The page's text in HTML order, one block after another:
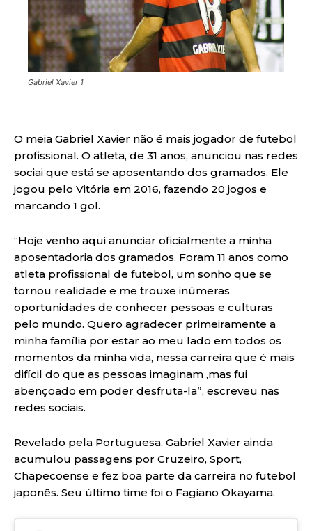
Gabriel Xavier 1
O meia Gabriel Xavier não é mais jogador de futebol
profissional. O atleta, de 31 anos, anunciou nas redes
sociai que está se aposentando dos gramados. Ele
jogou pelo Vitória em 2016, fazendo 20 jogos e
marcando 1 gol.
“Hoje venho aqui anunciar oficialmente a minha
aposentadoria dos gramados. Foram 11 anos como
atleta profissional de futebol, um sonho que se
tornou realidade e me trouxe inúmeras
oportunidades de conhecer pessoas e culturas
pelo mundo. Quero agradecer primeiramente a
minha família por estar ao meu lado em todos os
momentos da minha vida, nessa carreira que é mais
difícil do que as pessoas imaginam ,mas fui
abençoado em poder desfruta-la”, escreveu nas
redes sociais.
Revelado pela Portuguesa, Gabriel Xavier ainda
acumulou passagens por Cruzeiro, Sport,
Chapecoense e fez boa parte da carreira no futebol
japonês. Seu último time foi o Fagiano Okayama.